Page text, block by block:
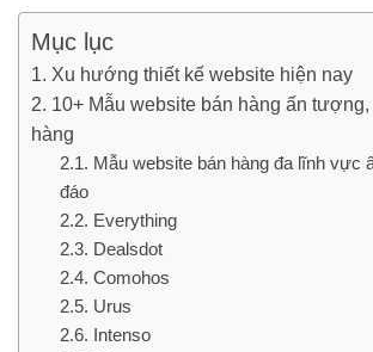
Mục lục
Xu hướng thiết kế website hiện nay
10+ Mẫu website bán hàng ấn tượng,
hàng
Mẫu website bán hàng đa lĩnh vực
đáo
Everything
Dealsdot
Comohos
Urus
Intenso